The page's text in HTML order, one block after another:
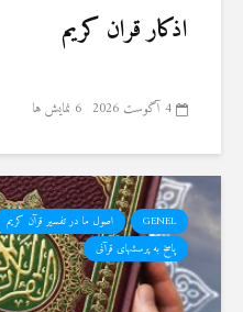
اذکار قران کریم
4 آگوست 2026 6 نمایش ها
GENEL اصول ما در تفسیر قرآن کریم
پاسخ به پرسشهای قرآنی